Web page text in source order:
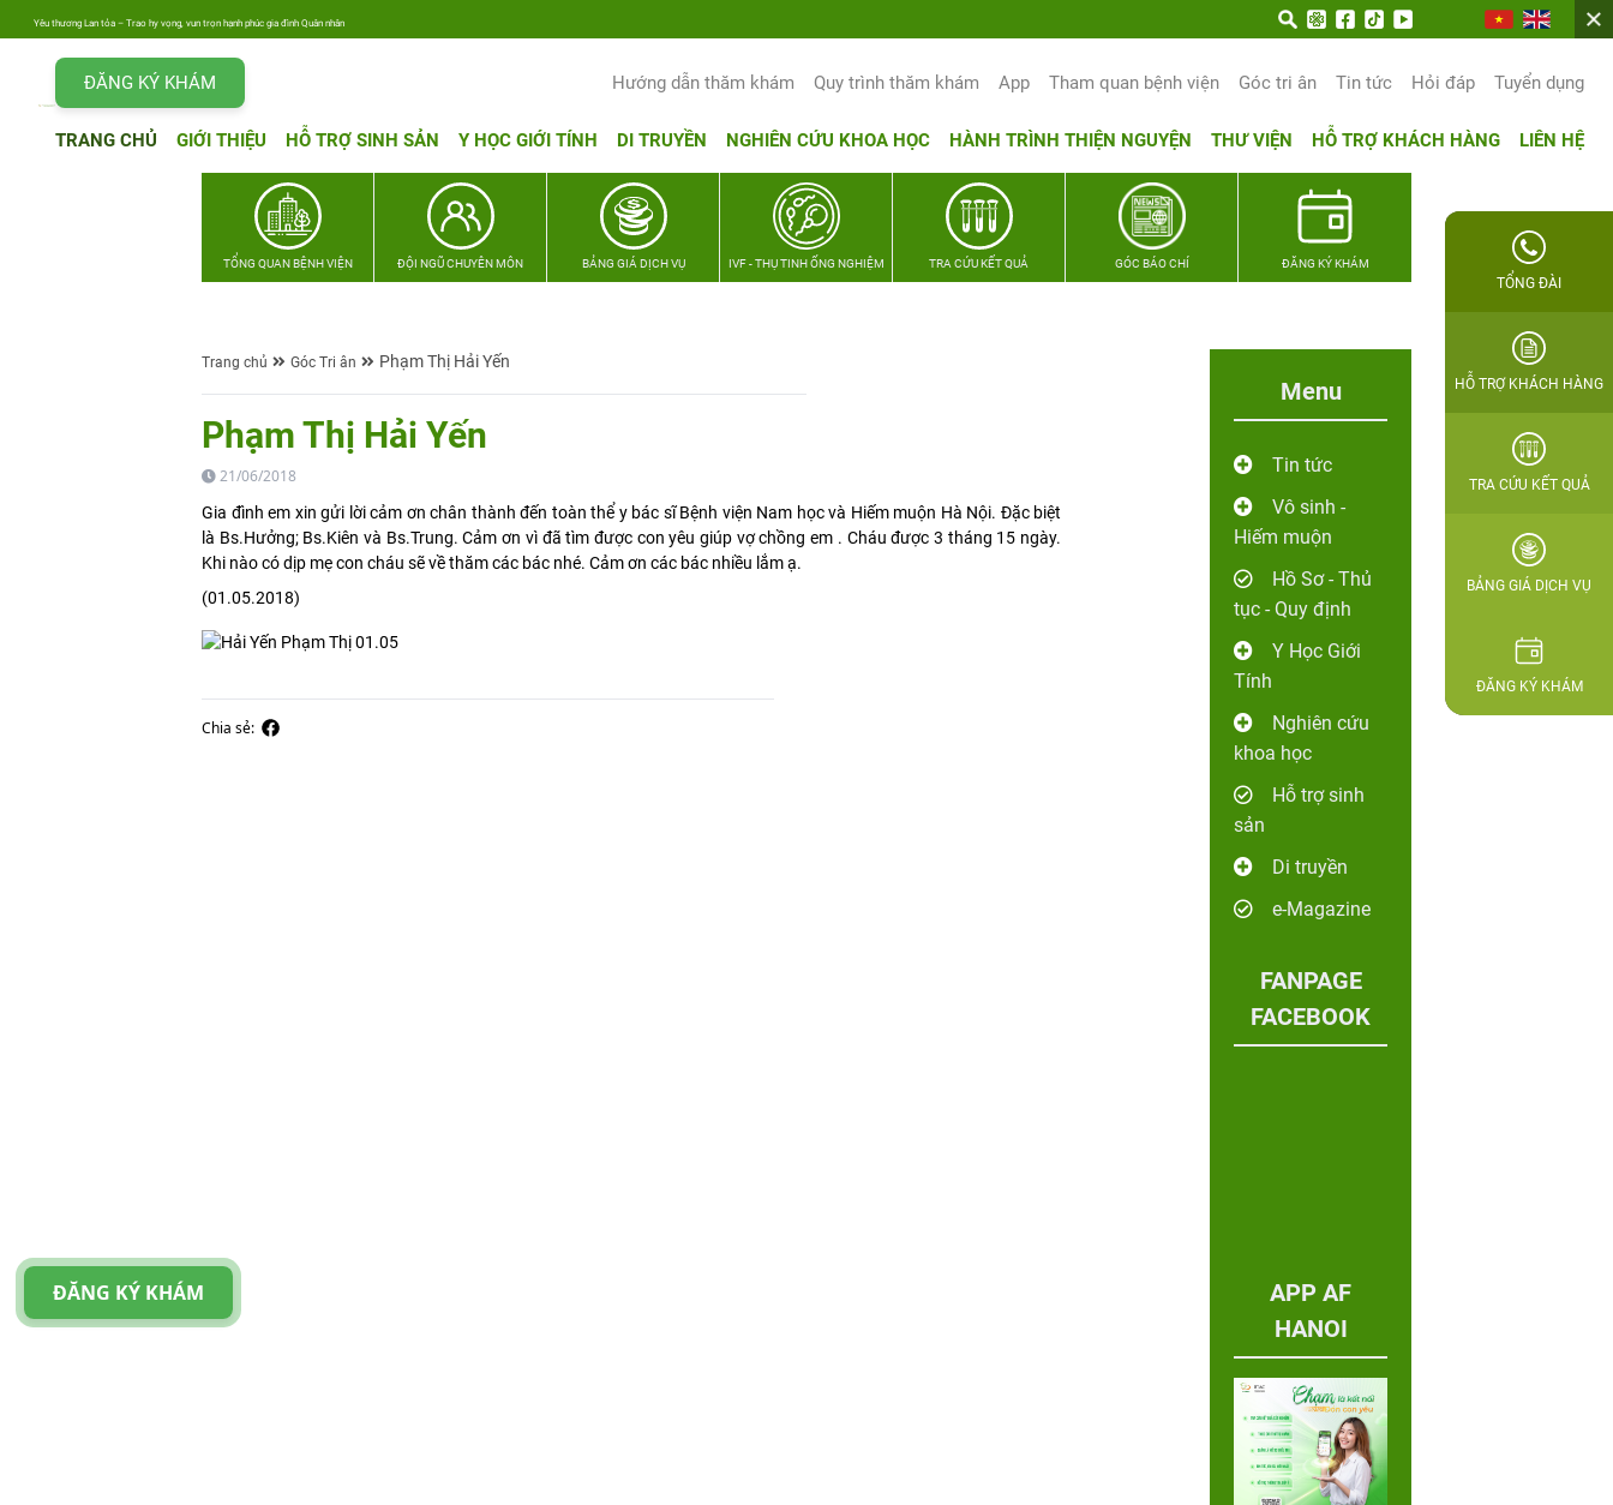
Yêu thương Lan tỏa – Trao hy vọng, vun trọn hạnh phúc gia đình Quân nhân
ĐĂNG KÝ KHÁM Hướng dẫn thăm khám Quy trình thăm khám App Tham quan bệnh viện Góc tri ân Tin tức Hỏi đáp Tuyển dụng
TRANG CHỦ GIỚI THIỆU HỖ TRỢ SINH SẢN Y HỌC GIỚI TÍNH DI TRUYỀN NGHIÊN CỨU KHOA HỌC HÀNH TRÌNH THIỆN NGUYỆN THƯ VIỆN HỖ TRỢ KHÁCH HÀNG LIÊN HỆ
TỔNG QUAN BỆNH VIỆN ĐỘI NGŨ CHUYÊN MÔN BẢNG GIÁ DỊCH VỤ IVF - THỤ TINH ỐNG NGHIỆM TRA CỨU KẾT QUẢ GÓC BÁO CHÍ ĐĂNG KÝ KHÁM
Trang chủ Góc Tri ân Phạm Thị Hải Yến
Phạm Thị Hải Yến
21/06/2018
Gia đình em xin gửi lời cảm ơn chân thành đến toàn thể y bác sĩ Bệnh viện Nam học và Hiếm muộn Hà Nội. Đặc biệt
là Bs.Hưởng; Bs.Kiên và Bs.Trung. Cảm ơn vì đã tìm được con yêu giúp vợ chồng em . Cháu được 3 tháng 15 ngày.
Khi nào có dịp mẹ con cháu sẽ về thăm các bác nhé. Cảm ơn các bác nhiều lắm ạ.
(01.05.2018)
Chia sẻ:
Menu
Tin tức
Vô sinh -
Hiếm muộn
Hồ Sơ - Thủ
tục - Quy định
Y Học Giới
Tính
Nghiên cứu
khoa học
Hỗ trợ sinh
sản
Di truyền
e-Magazine
FANPAGE
FACEBOOK
APP AF
HANOI
TỔNG ĐÀI
HỖ TRỢ KHÁCH HÀNG
TRA CỨU KẾT QUẢ
BẢNG GIÁ DỊCH VỤ
ĐĂNG KÝ KHÁM
ĐĂNG KÝ KHÁM